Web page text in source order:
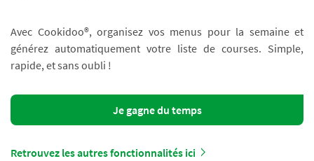
Avec Cookidoo®, organisez vos menus pour la semaine et
générez automatiquement votre liste de courses. Simple,
rapide, et sans oubli !
Je gagne du temps
Retrouvez les autres fonctionnalités ici